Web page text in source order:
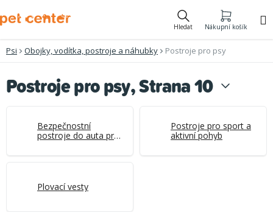
na
Hledat Nákupní košík
Psi Obojky, vodítka, postroje a náhubky Postroje pro psy
Postroje pro psy, Strana 10
Bezpečnostní
postroje do auta pro
Postroje pro sport a
aktivní pohyb
Plovací vesty